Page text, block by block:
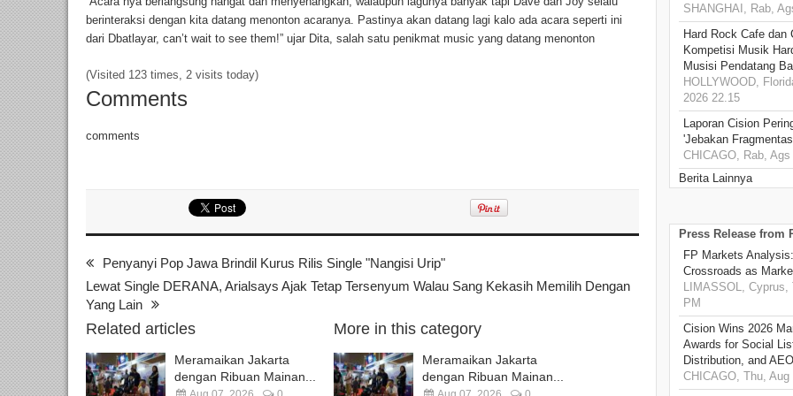
berinteraksi dengan kita datang menonton acaranya. Pastinya akan datang lagi kalo ada acara seperti ini
dari Dbatlayar, can’t wait to see them!” ujar Dita, salah satu penikmat music yang datang menonton
(Visited 123 times, 2 visits today)
Comments
comments
Penyanyi Pop Jawa Brindil Kurus Rilis Single "Nangisi Urip"
Lewat Single DERANA, Arialsays Ajak Tetap Tersenyum Walau Sang Kekasih Memilih Dengan
Yang Lain
Related articles
Meramaikan Jakarta
dengan Ribuan Mainan...
More in this category
Meramaikan Jakarta
dengan Ribuan Mainan...
SHANGHAI, Rab,
Hard Rock Cafe
Kompetisi Musik
Musisi Pendatang
HOLLYWOOD,
2026 22.15
Laporan Cision
'Jebakan
CHICAGO, Rab,
Berita Lainnya
Press Release from
FP Markets
Crossroads as
LIMASSOL, Cyprus,
PM
Cision Wins 2026
Awards for Social
Distribution, and AEO
CHICAGO, Thu,